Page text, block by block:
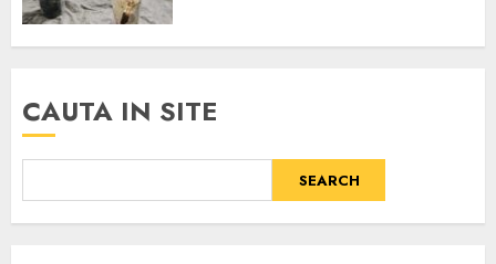
CAUTA IN SITE
SEARCH